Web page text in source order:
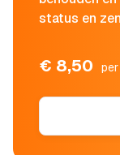
status en
€ 8,50